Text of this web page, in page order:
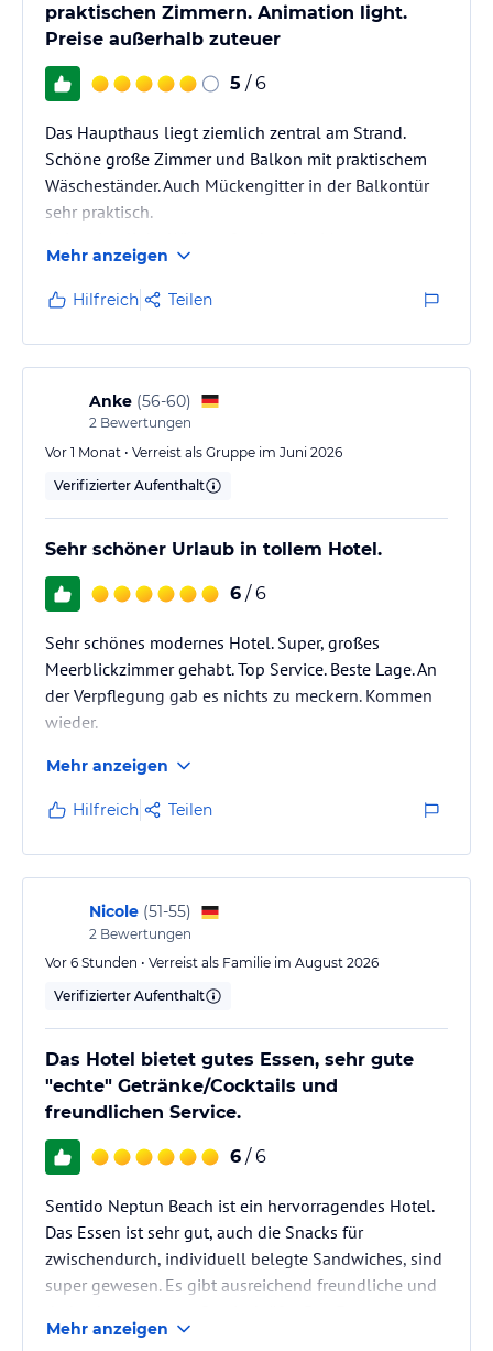
und Massageangebote sind gegen Gebühr verfügbar.
Hoteliers-/Veranstalter-/Kataloginformationen. Alle Angaben
ohne Gewähr und ohne Prüfung durch HolidayCheck. Bitte
jeweiligen Veranstalters.
praktischen Zimmern. Animation light.
Preise außerhalb zuteuer
5 / 6
Das Haupthaus liegt ziemlich zentral am Strand.
Schöne große Zimmer und Balkon mit praktischem
Wäscheständer. Auch Mückengitter in der Balkontür
sehr praktisch.
aufdringlich mit seinen Massageangeboten. Die
Preise lagen höher als in Deutschland. Cocktails
schmecken mit regionalen Zutaten halt und anders
als in Deutschland gewohnt.
Mehr anzeigen
Hilfreich Teilen
Anke (56-60)
2 Bewertungen
Vor 1 Monat • Verreist als Gruppe im Juni 2026
Verifizierter Aufenthalt
Sehr schöner Urlaub in tollem Hotel.
6 / 6
Sehr schönes modernes Hotel. Super, großes
Meerblickzimmer gehabt. Top Service. Beste Lage. An
der Verpflegung gab es nichts zu meckern. Kommen
wieder.
Mehr anzeigen
Hilfreich Teilen
Nicole (51-55)
2 Bewertungen
Vor 6 Stunden • Verreist als Familie im August 2026
Verifizierter Aufenthalt
Das Hotel bietet gutes Essen, sehr gute
"echte" Getränke/Cocktails und
freundlichen Service.
6 / 6
Sentido Neptun Beach ist ein hervorragendes Hotel.
Das Essen ist sehr gut, auch die Snacks für
zwischendurch, individuell belegte Sandwiches, sind
super gewesen. Es gibt ausreichend freundliche und
immer warm genug, es wird ja oft in Bulgarien nur
Mehr anzeigen